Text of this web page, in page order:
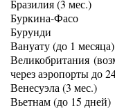
Бразилия (3 мес.)
Буркина-Фасо
Бурунди
Вануату (до 1 месяца)
Великобритания
через аэропорты до
Венесуэла (3 мес.)
Вьетнам (до 15 дней)